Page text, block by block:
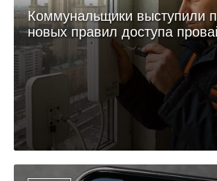
Коммунальщики выступили
новых правил доступа